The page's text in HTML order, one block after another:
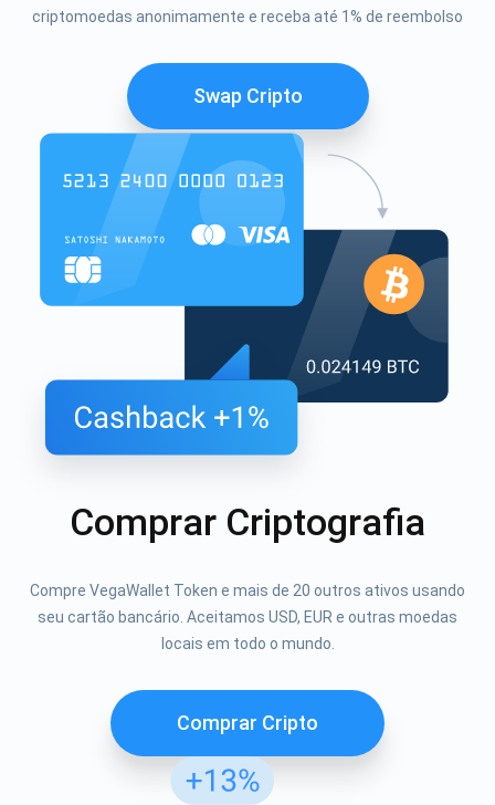
criptomoedas anonimamente e receba até 1% de reembolso
Swap Cripto
Comprar Criptografia
Compre VegaWallet Token e mais de 20 outros ativos usando
seu cartão bancário. Aceitamos USD, EUR e outras moedas
locais em todo o mundo.
Comprar Cripto